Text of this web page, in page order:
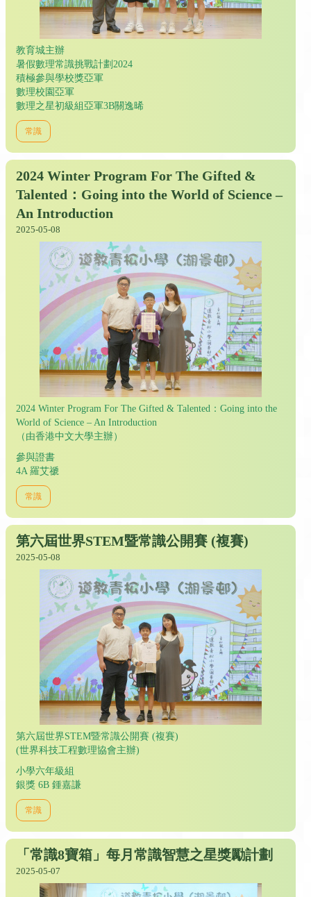
教育城主辦
暑假數理常識挑戰計劃2024
積極參與學校獎亞軍
數理校園亞軍
數理之星初級組亞軍3B關逸晞
常識
2024 Winter Program For The Gifted &
Talented：Going into the World of Science –
An Introduction
2025-05-08
2024 Winter Program For The Gifted & Talented：Going into the
World of Science – An Introduction
（由香港中文大學主辦）
參與證書
4A 羅艾禠
常識
第六屆世界STEM暨常識公開賽 (複賽)
2025-05-08
第六屆世界STEM暨常識公開賽 (複賽)
(世界科技工程數理協會主辦)
小學六年級組
銀獎 6B 鍾嘉謙
常識
「常識8寶箱」每月常識智慧之星獎勵計劃
2025-05-07